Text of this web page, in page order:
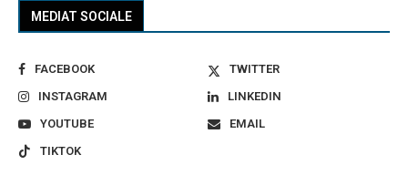
MEDIAT SOCIALE
FACEBOOK
TWITTER
INSTAGRAM
LINKEDIN
YOUTUBE
EMAIL
TIKTOK